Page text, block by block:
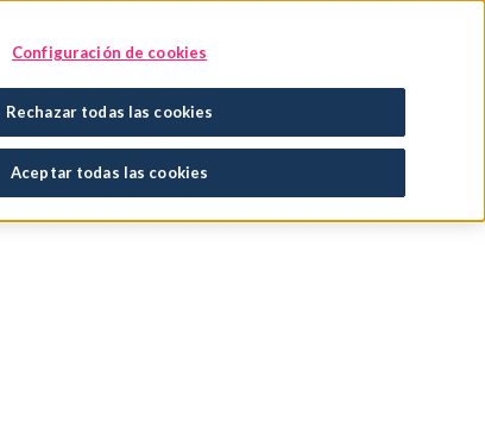
Encuentra tu tratamiento
Configuración de cookies
Rechazar todas las cookies
Aceptar todas las cookies